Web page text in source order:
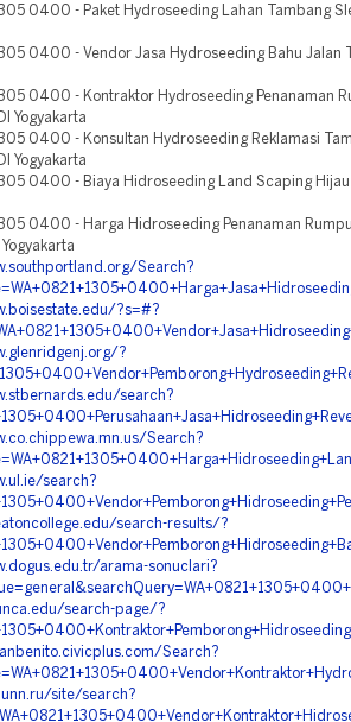
0400 - Paket Hydroseeding Lahan Tambang
0400 - Vendor Jasa Hydroseeding Bahu Jalan
0400 - Kontraktor Hydroseeding Penanaman
Yogyakarta
0400 - Konsultan Hydroseeding Reklamasi
Yogyakarta
0400 - Biaya Hidroseeding Land Scaping
0400 - Harga Hidroseeding Penanaman
Search?
?s=#?
?
search?
Search?
search?
search-results/?
arama-sonuclari?
search-page/?
Search?
site/search?